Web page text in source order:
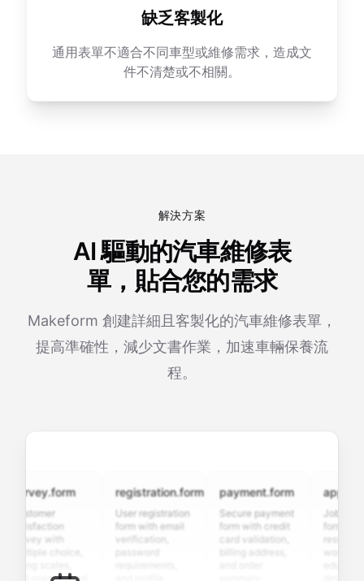
缺乏客製化
通用表單不適合不同車型或維修需求，造成文
件不清楚或不相關。
解決方案
AI 驅動的汽車維修表
單，貼合您的需求
Makeform 創建詳細且客製化的汽車維修表單，
提高準確性，減少文書作業，加速車輛保養流
程。
with
open-ended
registration.form
User registration
form with email
verification,
payment.form
Secure payment
form with credit
card validation,
Job
form with
resume